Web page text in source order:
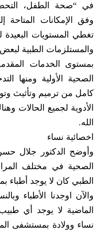
في “صحة الطفل،
وفق الإمكانات المتاحة
تغطي المستويات البعيدة
والمستلزمات الطبية
بمستوى الخدمات
كامل من ترميم وتأثيث
الأدوية لجميع الحالات
الله.
اخصائية نساء
وأوضح الدكتور جلال
الصحية في مختلف
والآن اوجدنا الأطباء
الماضية لا يوجد أي
نساء وولادة بمستشفى